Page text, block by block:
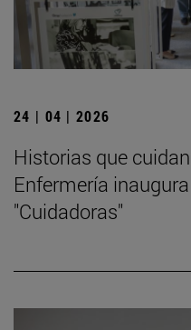
24 | 04 | 2026
Historias que
Enfermería
"Cuidadoras"